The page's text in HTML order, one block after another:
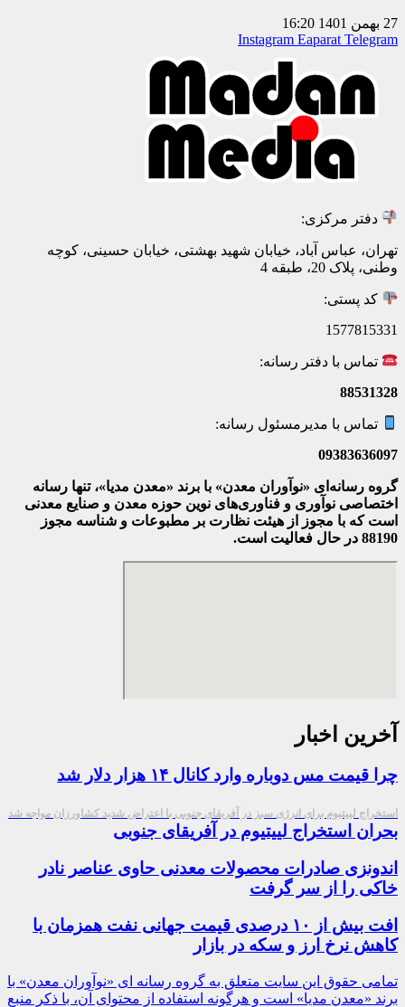
27 بهمن 1401
16:20
Instagram Eaparat Telegram
دفتر مرکزی:
تهران، عباس آباد، خیابان شهید بهشتی، خیابان حسینی، کوچه
وطنی، پلاک 20، طبقه 4
کد پستی:
1577815331
تماس با دفتر رسانه:
88531328
تماس با مدیرمسئول رسانه:
09383636097
گروه رسانه‌ای «نوآوران معدن» با برند «معدن مدیا»، تنها رسانه
اختصاصی نوآوری و فناوری‌های نوین حوزه معدن و صنایع معدنی‌
است که با مجوز از هیئت نظارت بر مطبوعات و شناسه مجوز
88190 در حال فعالیت است.
آخرین اخبار
چرا قیمت مس دوباره وارد کانال ۱۴ هزار دلار شد
استخراج لییتیوم برای انرژی سبز در آفریقای جنوبی با اعتراض شدید کشاورزان مواجه شد
بحران استخراج لییتیوم در آفریقای جنوبی
اندونزی صادرات محصولات معدنی حاوی عناصر نادر
خاکی را از سر گرفت
افت بیش از ۱۰ درصدی قیمت جهانی نفت همزمان با
کاهش نرخ ارز و سکه در بازار
تمامی حقوق این سایت متعلق به گروه رسانه ای «نوآوران معدن» با
برند «معدن مدیا» است و هرگونه استفاده از محتوای آن، با ذکر منبع